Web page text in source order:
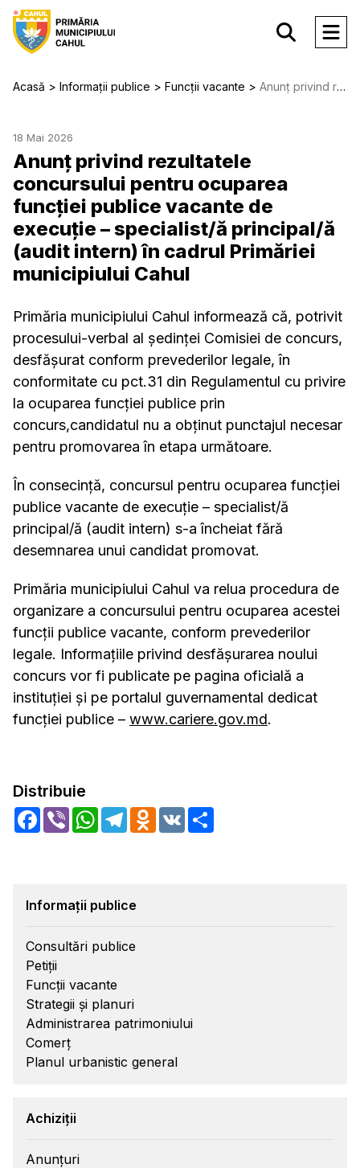
Acasă Informații publice Funcții vacante Anunț privind rezultatele concursului pentru ocuparea funcției publice vacante de execuție – specialist/ă principal/ă (audit intern) în cadrul Primăriei municipiului Cahul
18 Mai 2026
Anunț privind rezultatele
concursului pentru ocuparea
funcției publice vacante de
execuție – specialist/ă principal/ă
(audit intern) în cadrul Primăriei
municipiului Cahul
Primăria municipiului Cahul informează că, potrivit
procesului-verbal al ședinței Comisiei de concurs,
desfășurat conform prevederilor legale, în
conformitate cu pct.31 din Regulamentul cu privire
la ocuparea funcției publice prin
concurs,candidatul nu a obținut punctajul necesar
pentru promovarea în etapa următoare.
În consecință, concursul pentru ocuparea funcției
publice vacante de execuție – specialist/ă
principal/ă (audit intern) s-a încheiat fără
desemnarea unui candidat promovat.
Primăria municipiului Cahul va relua procedura de
organizare a concursului pentru ocuparea acestei
funcții publice vacante, conform prevederilor
legale. Informațiile privind desfășurarea noului
concurs vor fi publicate pe pagina oficială a
instituției și pe portalul guvernamental dedicat
funcției publice – www.cariere.gov.md.
Distribuie
Facebook
Viber WhatsApp
TelegramOdnoklassniki
VK
Informații publice
Consultări publice
Petiții
Funcții vacante
Strategii și planuri
Administrarea patrimoniului
Comerț
Planul urbanistic general
Achiziții
Anunțuri